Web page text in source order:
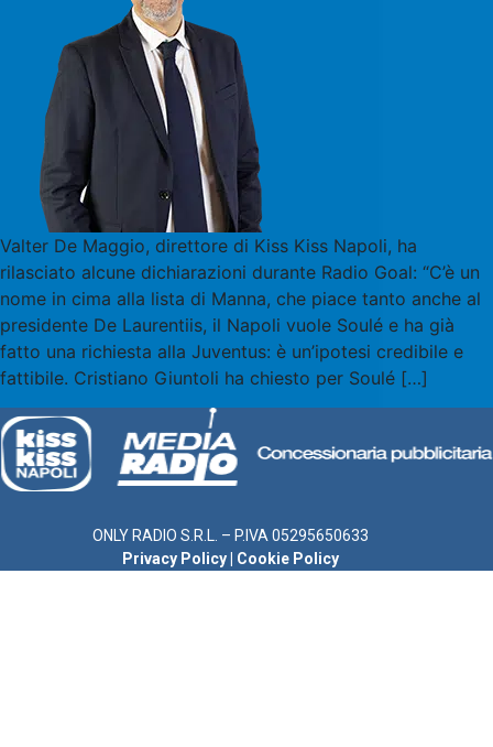
Valter De Maggio, direttore di Kiss Kiss Napoli, ha
rilasciato alcune dichiarazioni durante Radio Goal: “C’è un
nome in cima alla lista di Manna, che piace tanto anche al
presidente De Laurentiis, il Napoli vuole Soulé e ha già
fatto una richiesta alla Juventus: è un’ipotesi credibile e
fattibile. Cristiano Giuntoli ha chiesto per Soulé […]
ONLY RADIO S.R.L. – P.IVA 05295650633
Privacy Policy
Cookie Policy